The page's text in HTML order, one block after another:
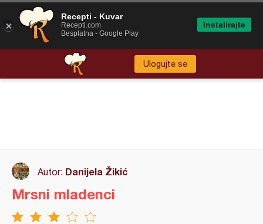
Ulogujte se
Autor: Danijela Žikić
Mrsni mladenci
Recepti - Kuvar
Recepti.com
Besplatna - Google Play
Instalirajte